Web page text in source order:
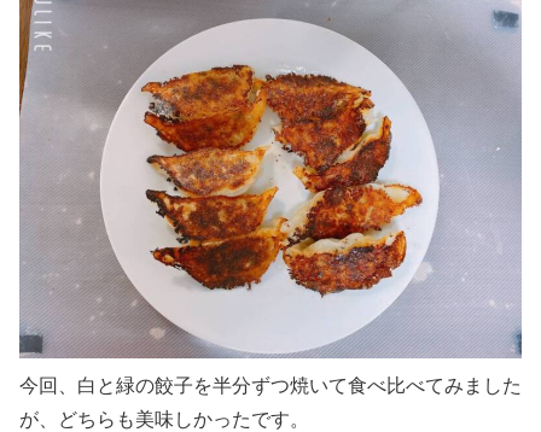
今回、白と緑の餃子を半分ずつ焼いて食べ比べてみました
が、どちらも美味しかったです。